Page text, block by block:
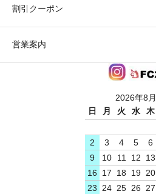
割引クーポン
営業案内
2026年8月
日
月 火 水 木
2
3 4 5 6
9
10 11 12 13
16
17 18 19 20
23
24 25 26 27